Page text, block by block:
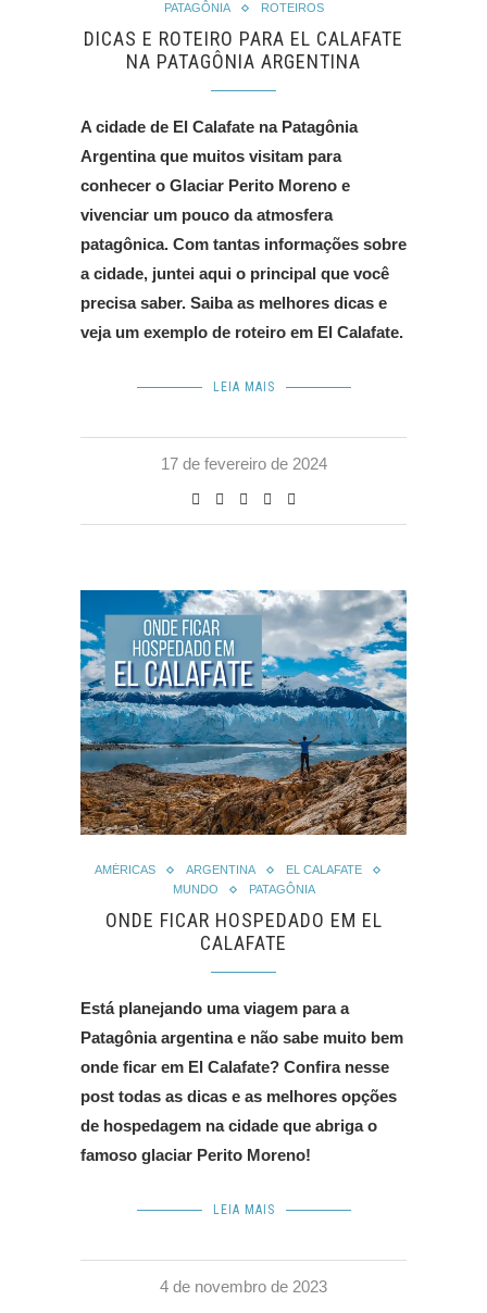
PATAGÔNIA
ROTEIROS
DICAS E ROTEIRO PARA EL CALAFATE
NA PATAGÔNIA ARGENTINA
A cidade de El Calafate na Patagônia
Argentina que muitos visitam para
conhecer o Glaciar Perito Moreno e
vivenciar um pouco da atmosfera
patagônica. Com tantas informações sobre
a cidade, juntei aqui o principal que você
precisa saber. Saiba as melhores dicas e
veja um exemplo de roteiro em El Calafate.
LEIA MAIS
17 de fevereiro de 2024
AMÉRICAS ARGENTINA
EL CALAFATE
MUNDO
PATAGÔNIA
ONDE FICAR HOSPEDADO EM EL
CALAFATE
Está planejando uma viagem para a
Patagônia argentina e não sabe muito bem
onde ficar em El Calafate? Confira nesse
post todas as dicas e as melhores opções
de hospedagem na cidade que abriga o
famoso glaciar Perito Moreno!
LEIA MAIS
4 de novembro de 2023